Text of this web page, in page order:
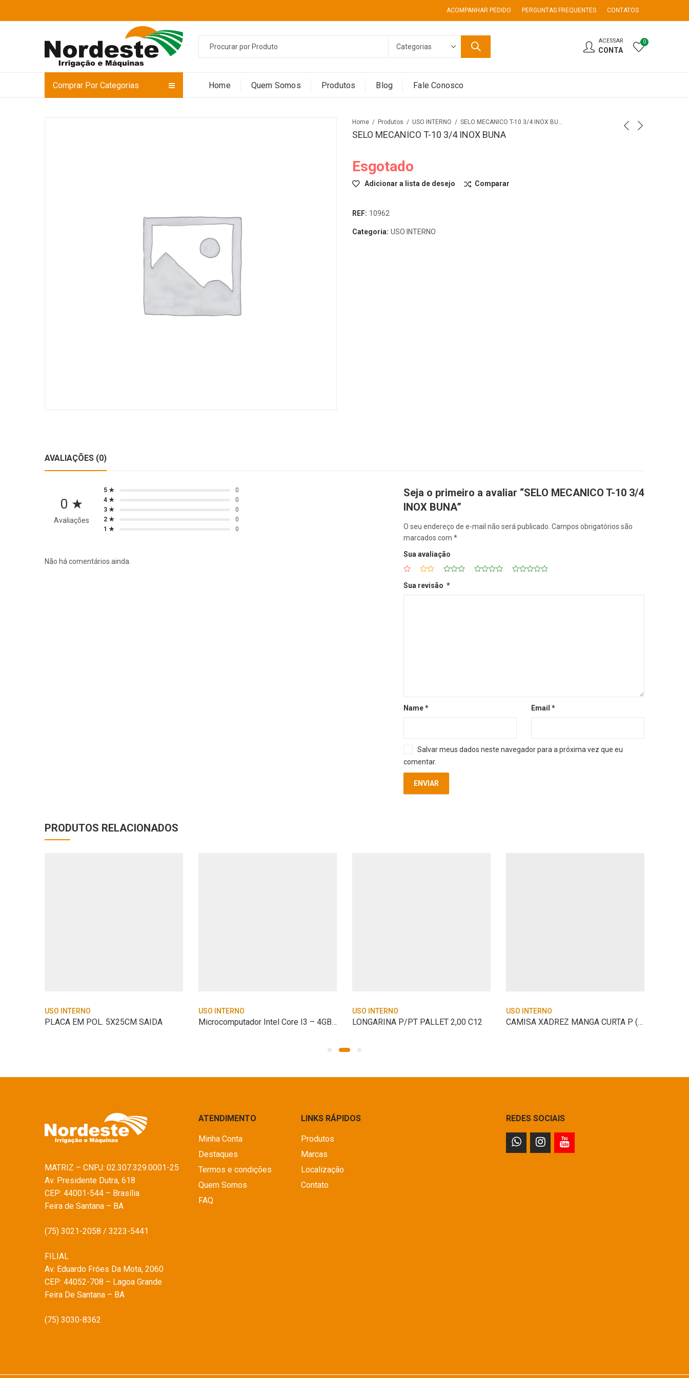
ACOMPANHAR PEDIDO PERGUNTAS FREQUENTES CONTATOS
ACESSAR
CONTA
0
Comprar Por Categorias Home Quem Somos Produtos Blog Fale Conosco
Home Produtos USO INTERNO SELO MECANICO T-10 3/4 INOX BUNA
SELO MECANICO T-10 3/4 INOX BUNA
Esgotado
Adicionar a lista de desejo Comparar
REF: 10962
Categoria: USO INTERNO
AVALIAÇÕES (0)
0 ★
Avaliações
5 ★
0
4 ★
0
3 ★
0
2 ★
0
1 ★
0
Não há comentários ainda.
Seja o primeiro a avaliar “SELO MECANICO T-10 3/4
INOX BUNA”
O seu endereço de e-mail não será publicado. Campos obrigatórios são
marcados com *
Sua avaliação
Sua revisão *
Name* Email *
Salvar meus dados neste navegador para a próxima vez que eu
comentar.
PRODUTOS RELACIONADOS
USO INTERNO
PLACA EM POL. 5X25CM SAIDA
USO INTERNO
Microcomputador Intel Core I3 – 4GB – SS
USO INTERNO
LONGARINA P/PT PALLET 2,00 C12
USO INTERNO
CAMISA XADREZ MANGA CURTA P (TRAD.)
MATRIZ – CNPJ: 02.307.329.0001-25
Av. Presidente Dutra, 618
CEP: 44001-544 – Brasília
Feira de Santana – BA
(75) 3021-2058 / 3223-5441
FILIAL
Av. Eduardo Fróes Da Mota, 2060
CEP: 44052-708 – Lagoa Grande
Feira De Santana – BA
(75) 3030-8362
ATENDIMENTO
Minha Conta
Destaques
Termos e condições
Quem Somos
FAQ
LINKS RÁPIDOS
Produtos
Marcas
Localização
Contato
REDES SOCIAIS